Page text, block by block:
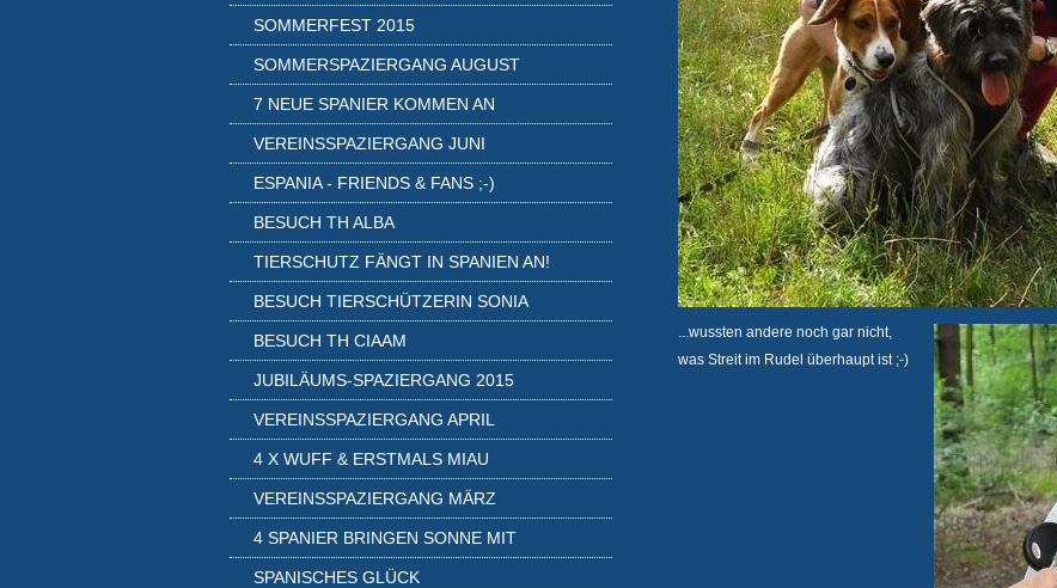
...wussten andere noch gar nicht,
was Streit im Rudel überhaupt ist ;-)
SOMMERFEST 2015
SOMMERSPAZIERGANG AUGUST
7 NEUE SPANIER KOMMEN AN
VEREINSSPAZIERGANG JUNI
ESPANIA - FRIENDS & FANS ;-)
BESUCH TH ALBA
TIERSCHUTZ FÄNGT IN SPANIEN AN!
BESUCH TIERSCHÜTZERIN SONIA
BESUCH TH CIAAM
JUBILÄUMS-SPAZIERGANG 2015
VEREINSSPAZIERGANG APRIL
4 X WUFF & ERSTMALS MIAU
VEREINSSPAZIERGANG MÄRZ
4 SPANIER BRINGEN SONNE MIT
SPANISCHES GLÜCK